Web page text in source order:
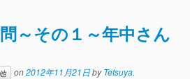
ス)～その１～年中さん
on2012年11月21日byTetsuya.